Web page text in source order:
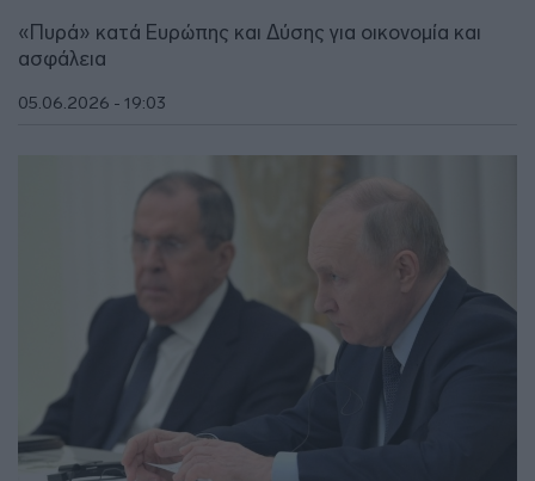
«Πυρά» κατά Ευρώπης και Δύσης για οικονομία και
ασφάλεια
05.06.2026 - 19:03